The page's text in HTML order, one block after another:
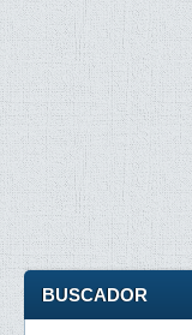
BUSCADOR